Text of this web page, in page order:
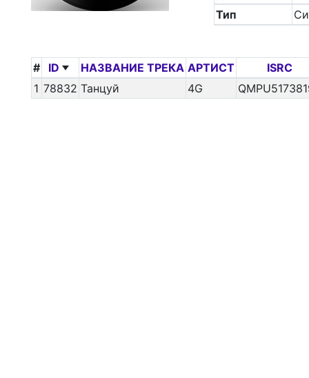
Тип
# ID НАЗВАНИЕ ТРЕКА АРТИСТ
ISRC
1 78832 Танцуй 4G